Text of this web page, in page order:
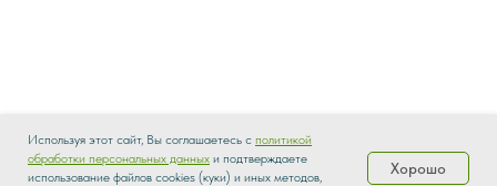
Используя этот сайт, Вы соглашаетесь с политикой
обработки персональных данных и подтверждаете
использование файлов cookies (куки) и иных методов,
Хорошо